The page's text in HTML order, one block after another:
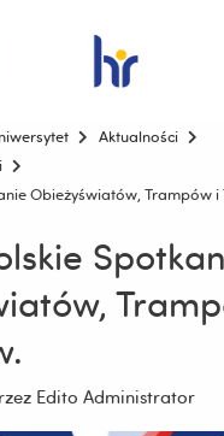
belka
Aktualności
Obieżyświatów, Trampów i
Edito Administrator